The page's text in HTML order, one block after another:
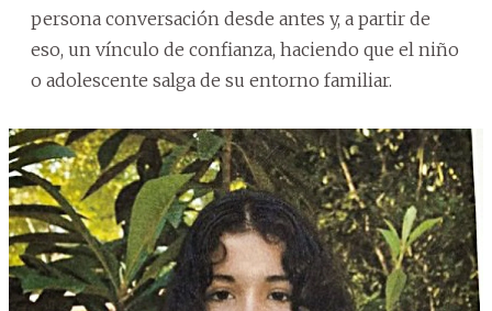
persona conversación desde antes y, a partir de
eso, un vínculo de confianza, haciendo que el niño
o adolescente salga de su entorno familiar.